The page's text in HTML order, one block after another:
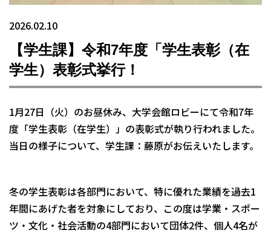
2026.02.10
【学生課】令和7年度「学生表彰（在
学生）表彰式挙行！
1月27日（火）のお昼休み、大学会館ロビーにて令和7年
度「学生表彰（在学生）」の表彰式が執り行われました。
当日の様子について、学生課：藤原がお伝えいたします。
冬の学生表彰は各部門において、特に優れた業績を過去1
年間にあげた者を対象にしており、この度は学業・スポー
ツ・文化・社会活動の4部門において団体2件、個人4名が